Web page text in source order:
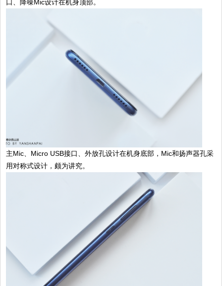
口、降噪Mic设计在机身顶部。
主Mic、Micro USB接口、外放孔设计在机身底部，Mic和扬声器孔采
用对称式设计，颇为讲究。